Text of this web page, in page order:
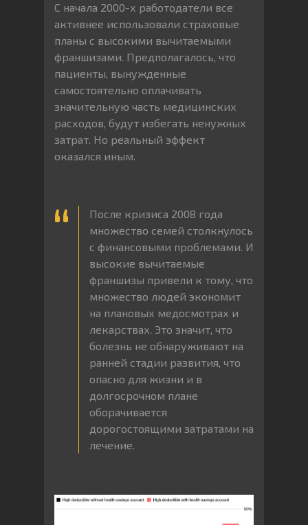
С начала 2000-х работодатели все
активнее использовали страховые
планы с высокими вычитаемыми
франшизами. Предполагалось, что
пациенты, вынужденные
самостоятельно оплачивать
значительную часть медицинских
расходов, будут избегать ненужных
затрат. Но реальный эффект
оказался иным.
После кризиса 2008 года
множество семей столкнулось
с финансовыми проблемами. И
высокие вычитаемые
франшизы привели к тому, что
множество людей экономит
на плановых медосмотрах и
лекарствах. Это значит, что
болезнь не обнаруживают на
ранней стадии развития, что
опасно для жизни и в
долгосрочном плане
оборачивается
дорогостоящими затратами на
лечение.